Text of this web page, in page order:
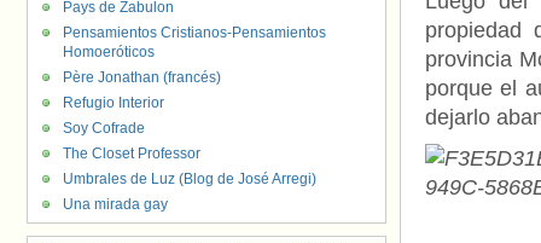
propiedad
provincia
porque el
dejarlo
Pays de Zabulon
Pensamientos Cristianos-Pensamientos
Homoeróticos
Père Jonathan (francés)
Refugio Interior
Soy Cofrade
The Closet Professor
Umbrales de Luz (Blog de José Arregi)
Una mirada gay